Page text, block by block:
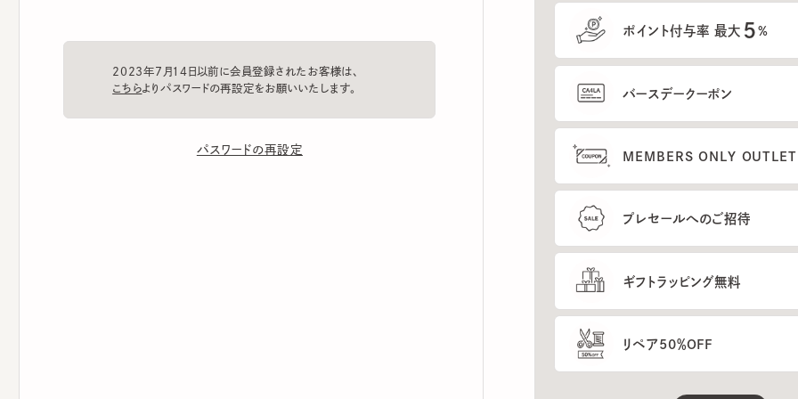
2023年7月14日以前に会員登録されたお客様は、
パスワードの再設定
ポイント付与率 最大 %
バースデークーポン
MEMBERS ONLY OUTLETのご
プレセールへのご招待
ギフトラッピング無料
リペア50％OFF